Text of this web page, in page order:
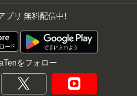
プリ 無料配信中!
をフォロー